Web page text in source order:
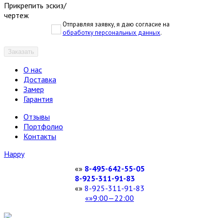
Прикрепить эскиз/
чертеж
Отправляя заявку, я даю согласие на
обработку персональных данных.
Заказать
О нас
Доставка
Замер
Гарантия
Отзывы
Портфолио
Контакты
Happy
8-495-642-55-05
8-925-311-91-83
8-925-311-91-83
9:00—22:00